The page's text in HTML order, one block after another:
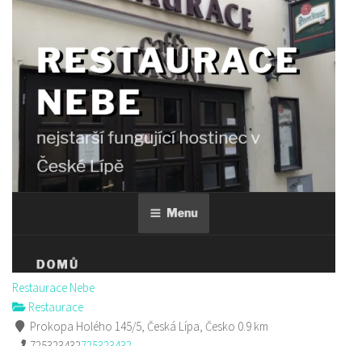
Restaurace Nebe
Restaurace
Prokopa Holého 145/5, Česká Lípa, Česko 0.9 km